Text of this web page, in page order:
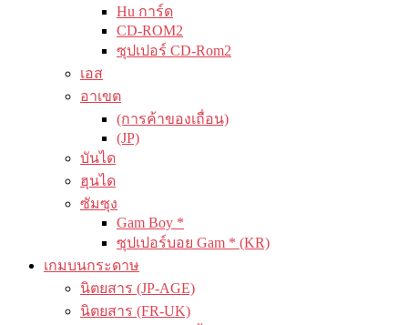
Hu การ์ด
CD-ROM2
ซุปเปอร์ CD-Rom2
เอส
อาเขต
(การค้าของเถื่อน)
(JP)
บันได
ฮุนได
ซัมซุง
Gam Boy *
ซุปเปอร์บอย Gam * (KR)
เกมบนกระดาษ
นิตยสาร (JP-AGE)
นิตยสาร (FR-UK)